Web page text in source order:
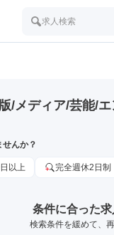
求人検索
/メディア/芸能/
んか？
以上 完全週休2日制
条件に合った
検索条件を緩めて、